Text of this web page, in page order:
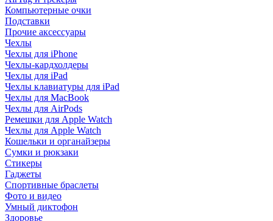
Компьютерные очки
Подставки
Прочие аксессуары
Чехлы
Чехлы для iPhone
Чехлы-кардхолдеры
Чехлы для iPad
Чехлы клавиатуры для iPad
Чехлы для MacBook
Чехлы для AirPods
Ремешки для Apple Watch
Чехлы для Apple Watch
Кошельки и органайзеры
Сумки и рюкзаки
Стикеры
Гаджеты
Спортивные браслеты
Фото и видео
Умный диктофон
Здоровье